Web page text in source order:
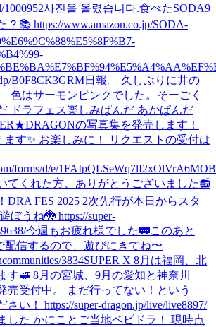
1000952사진을 올렸습니다.食べたSODA9
？📚 https://www.amazon.co.jp/SODA-
B0F8CK3GRM日報。 久しぶりに井の
色はサーモンピンクでした。 そーごく
ドラフェス楽しみぱんだ あかぱんだ
の写真集を発売します！
す✨ お楽しみに！ リクエストの受付は
forms/d/e/
てくれた方、ありがとうございました📻
DRA FES 2025 2次先行が本日からスタ
ぼうね🐉 https://super-
今週もお疲れ様でした🚃このあと
配信するので、遊びにきてね〜
3834SUPER X 8月は福岡、北
す🚅 8月の宮城、9月の愛知と神奈川
売受付中。 まだ行ってない！という
い！ https://super-dragon.jp/live/live8897/
した かにことご当地ベビドラ！ 現時点